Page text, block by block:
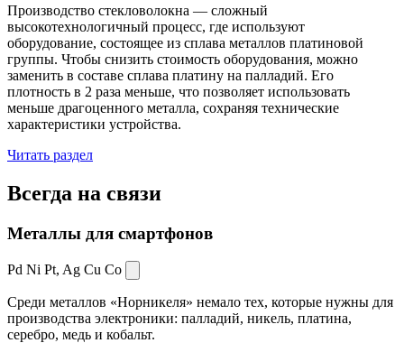
Производство стекловолокна — сложный
высокотехнологичный процесс, где используют
оборудование, состоящее из сплава металлов платиновой
группы. Чтобы снизить стоимость оборудования, можно
заменить в составе сплава платину на палладий. Его
плотность в 2 раза меньше, что позволяет использовать
меньше драгоценного металла, сохраняя технические
характеристики устройства.
Читать раздел
Всегда на связи
Металлы для смартфонов
Pd Ni Pt, Ag Cu Co
Среди металлов «Норникеля» немало тех, которые нужны для
производства электроники: палладий, никель, платина,
серебро, медь и кобальт.